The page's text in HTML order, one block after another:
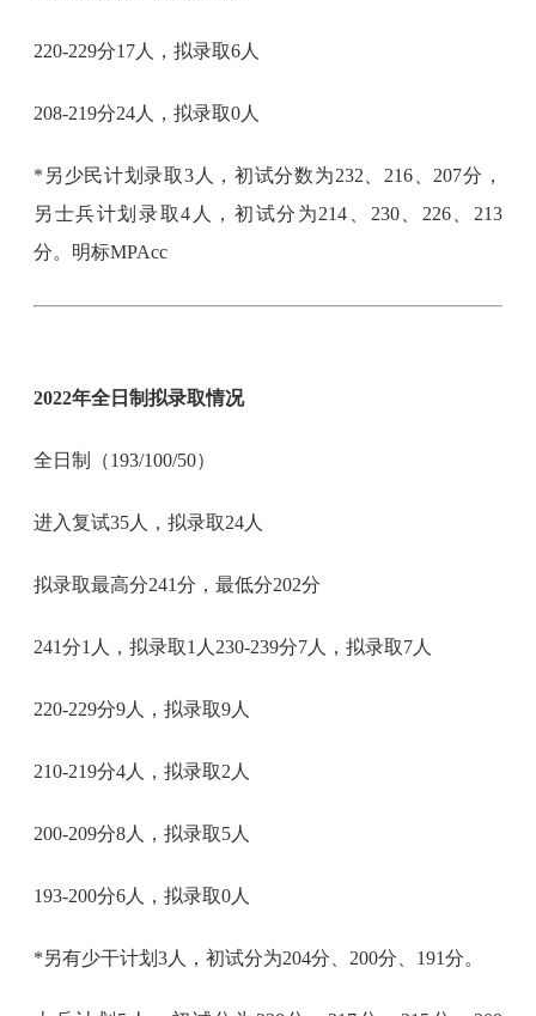
220-229分17人，拟录取6人
208-219分24人，拟录取0人
*另少民计划录取3人，初试分数为232、216、207分，
另士兵计划录取4人，初试分为214、230、226、213
分。明标MPAcc
2022年全日制拟录取情况
全日制（193/100/50）
进入复试35人，拟录取24人
拟录取最高分241分，最低分202分
241分1人，拟录取1人230-239分7人，拟录取7人
220-229分9人，拟录取9人
210-219分4人，拟录取2人
200-209分8人，拟录取5人
193-200分6人，拟录取0人
*另有少干计划3人，初试分为204分、200分、191分。